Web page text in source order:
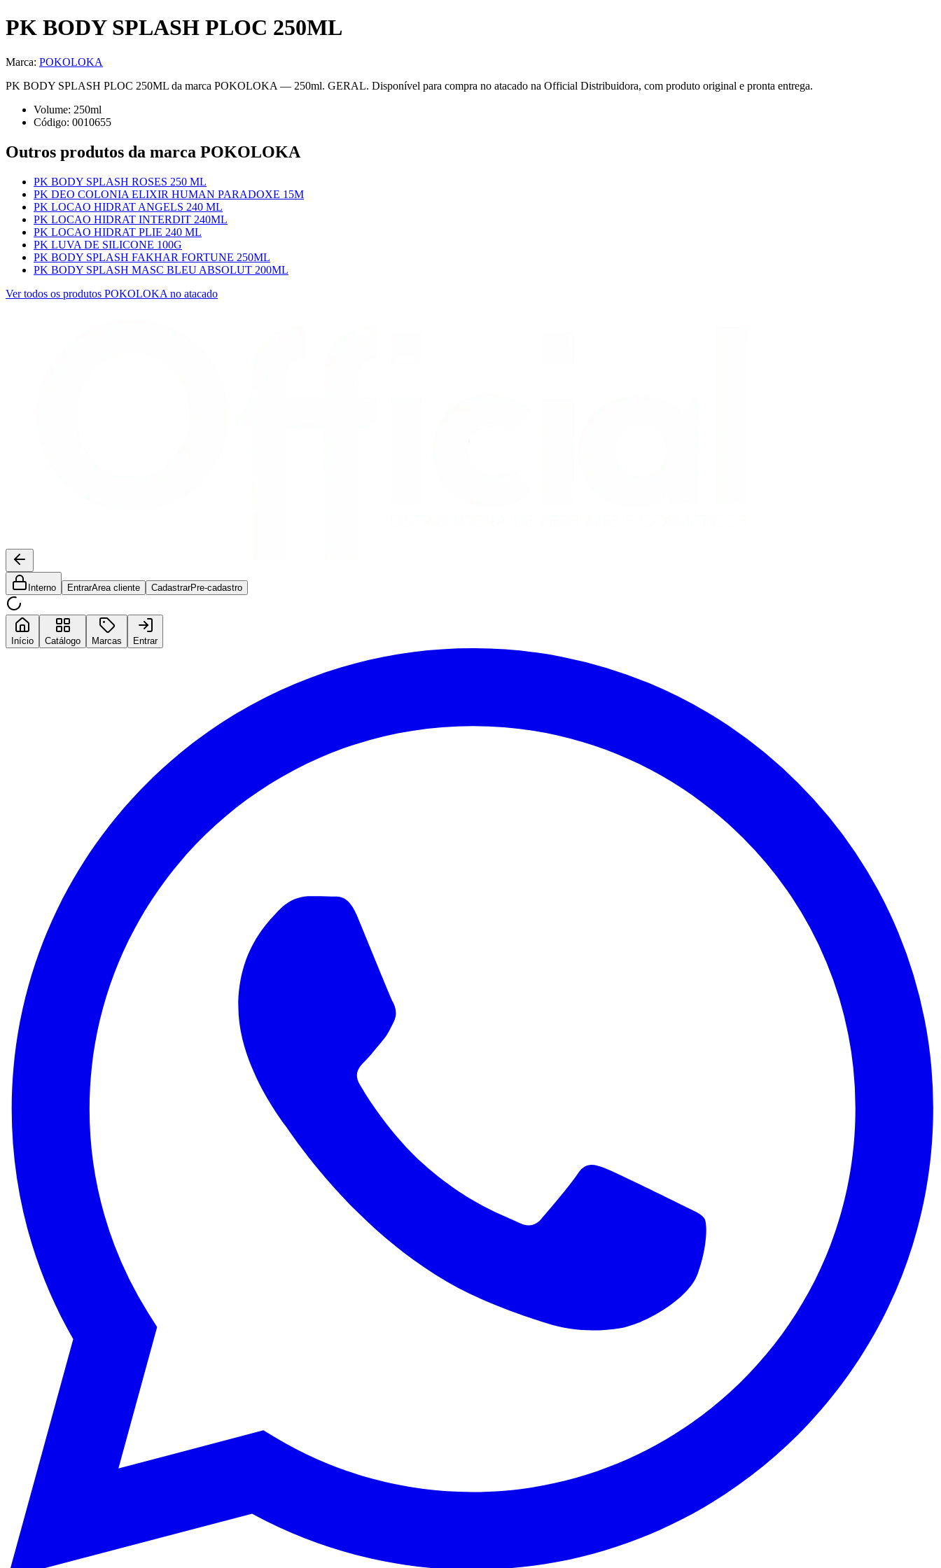
PK BODY SPLASH PLOC 250ML
Marca: POKOLOKA
PK BODY SPLASH PLOC 250ML da marca POKOLOKA — 250ml. GERAL. Disponível para compra no atacado na Official Distribuidora, com produto original e pronta entrega.
Volume: 250ml
Código: 0010655
Outros produtos da marca POKOLOKA
PK BODY SPLASH ROSES 250 ML
PK DEO COLONIA ELIXIR HUMAN PARADOXE 15M
PK LOCAO HIDRAT ANGELS 240 ML
PK LOCAO HIDRAT INTERDIT 240ML
PK LOCAO HIDRAT PLIE 240 ML
PK LUVA DE SILICONE 100G
PK BODY SPLASH FAKHAR FORTUNE 250ML
PK BODY SPLASH MASC BLEU ABSOLUT 200ML
Ver todos os produtos POKOLOKA no atacado
Interno EntrarArea cliente CadastrarPre-cadastro
Início Catálogo Marcas Entrar